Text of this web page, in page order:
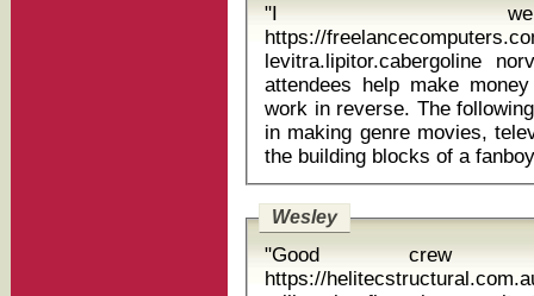
"I
https://
levitra.lipitor.cabergoline norvasc
attendees help make
work in reverse. The
in making genre movies,
Wesley
"Good
https://